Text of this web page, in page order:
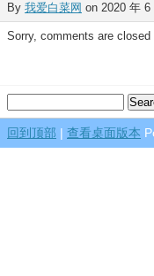
By 我爱白菜网 on 2020 年 6
Sorry, comments are
回到顶部 | 查看桌面版本